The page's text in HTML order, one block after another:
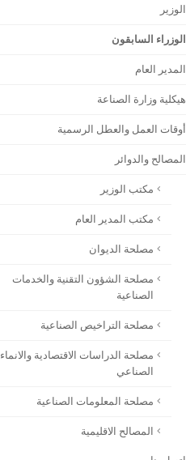
الوزير
الوزراء السابقون
المدير العام
هيكلية وزارة الصناعة
أوقات العمل والعطل الرسمية
المصالح والدوائر
مكتب الوزير
مكتب المدير العام
مصلحة الديوان
مصلحة الشؤون التقنية والخدمات
الصناعية
مصلحة التراخيص الصناعية
مصلحة الدراسات الاقتصادية والانماء
الصناعي
مصلحة المعلومات الصناعية
المصالح الاقليمية